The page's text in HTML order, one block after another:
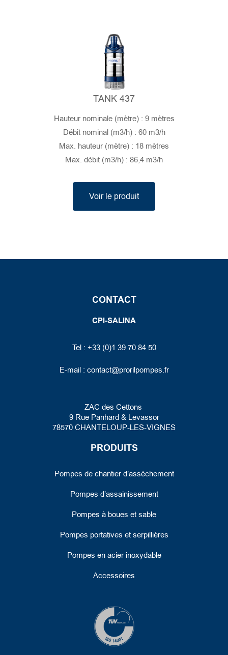
TANK 437
Hauteur nominale (mètre) : 9 mètres
Débit nominal (m3/h) : 60 m3/h
Max. hauteur (mètre) : 18 mètres
Max. débit (m3/h) : 86,4 m3/h
Voir le produit
CONTACT
CPI-SALINA
Tel : +33 (0)1 39 70 84 50
E-mail : contact@prorilpompes.fr
ZAC des Cettons
9 Rue Panhard& Levassor
78570 CHANTELOUP-LES-VIGNES
PRODUITS
Pompes de chantier d’assèchement
Pompes d’assainissement
Pompes à boues et sable
Pompes portatives et serpillières
Pompes en acier inoxydable
Accessoires